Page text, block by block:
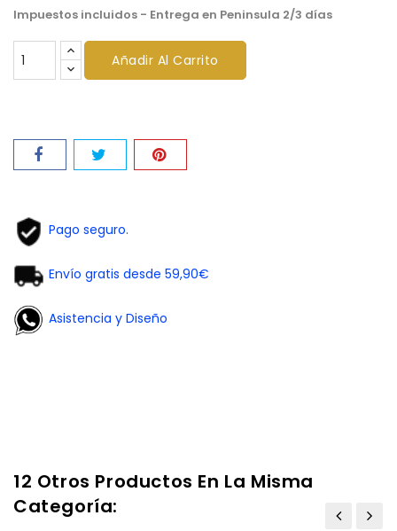
Impuestos incluidos - Entrega en Peninsula 2/3 días
Añadir Al Carrito
Pago seguro.
Envío gratis desde 59,90€
Asistencia y Diseño
12 Otros Productos En La Misma
Categoría: